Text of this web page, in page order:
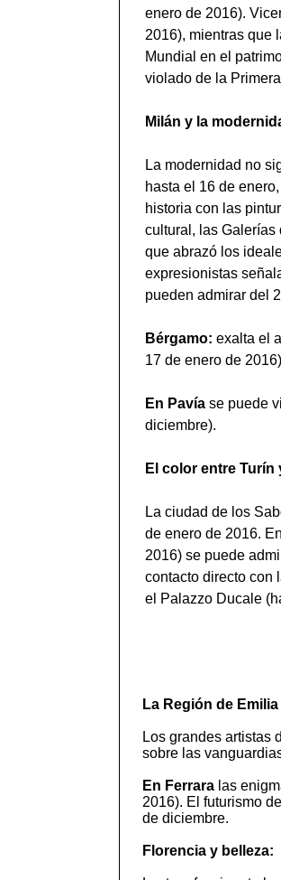
enero de 2016).
2016), mientras que
Mundial en el
violado de la
Milán y la
La modernidad no
hasta el 16 de
historia con las
cultural, las Galerías
que abrazó los
expresionistas
pueden admirar del
Bérgamo: exalta el
17 de enero de
En Pavía se puede
diciembre).
El color entre Turín
La ciudad de los
de enero de 2016.
2016) se puede
contacto directo con
el Palazzo Ducale
La Región de
Los grandes artistas
sobre las
En Ferrara las
2016). El futurismo
de diciembre.
Florencia y belleza: